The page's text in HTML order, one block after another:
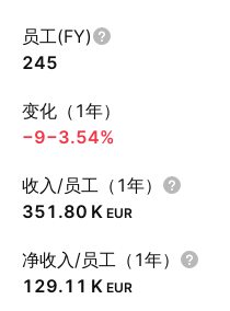
员工(FY)
245
变化（1年）
−9−3.54%
收入/员工（1年）
‪351.80 K‬ EUR
净收入/员工（1年）
‪129.11 K‬ EUR